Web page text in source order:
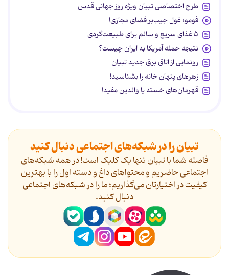
طرح اختصاصی تبیان ویژه روز جهانی قدس
فومو؛ غول جیب‌بر فضای مجازی!
۵ غذای سریع و سالم برای طبیعت‌گردی
نتیجه حمله آمریکا به ایران چیست؟
رونمایی از اتاق برق جدید تبیان
زهرهای پنهان خانه را بشناسید!
قهرمان‌های خسته یا والدین مفید!
تبیان را در شبکه‌های اجتماعی دنبال کنید
فاصله شما با تبیان تنها یک کلیک است! در همه شبکه‌های
اجتماعی حاضریم و محتواهای داغ و دسته اول را با بهترین
کیفیت در اختیارتان می‌گذاریم؛ ما را در شبکه‌های اجتماعی
دنیال کنید.